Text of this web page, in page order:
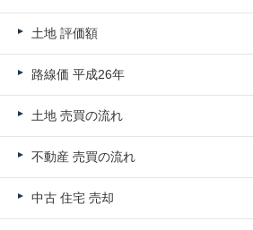
土地 評価額
路線価 平成26年
土地 売買の流れ
不動産 売買の流れ
中古 住宅 売却